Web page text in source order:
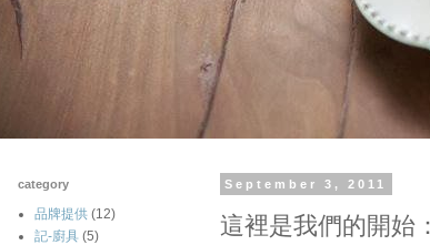
September 3, 2011
這裡是我們的開始
category
品牌提供 (12)
記-廚具 (5)